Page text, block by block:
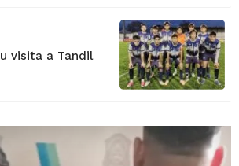
visita a Tandil